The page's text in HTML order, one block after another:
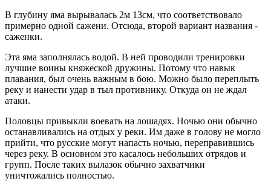
В глубину яма вырывалась 2м 13см, что соответствовало
примерно одной сажени. Отсюда, второй вариант названия -
саженки.
Эта яма заполнялась водой. В ней проводили тренировки
лучшие воины княжеской дружины. Потому что навык
плавания, был очень важным в бою. Можно было переплыть
реку и нанести удар в тыл противнику. Откуда он не ждал
атаки.
Половцы привыкли воевать на лошадях. Ночью они обычно
останавливались на отдых у реки. Им даже в голову не могло
прийти, что русские могут напасть ночью, переправившись
через реку. В основном это касалось небольших отрядов и
групп. После таких вылазок обычно захватчики
уничтожались полностью.